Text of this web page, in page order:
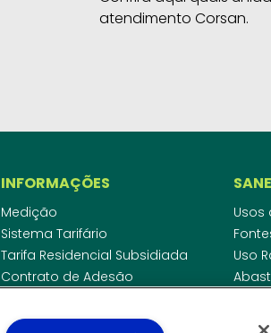
atendimento Corsan.
INFORMAÇÕES
Medição
Sistema Tarifário
Tarifa Residencial Subsidiada
Contrato de Adesão
Agências Reguladoras
Usos
Uso